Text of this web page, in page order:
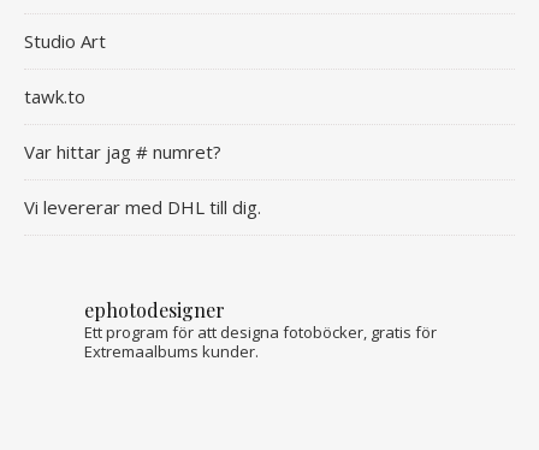
Studio Art
tawk.to
Var hittar jag # numret?
Vi levererar med DHL till dig.
ephotodesigner
Ett program för att designa fotoböcker, gratis för
Extremaalbums kunder.